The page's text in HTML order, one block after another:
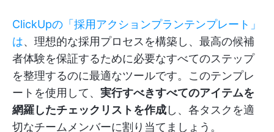
ClickUpの「採用アクションプランテンプレート」
は、理想的な採用プロセスを構築し、最高の候補
者体験を保証するために必要なすべてのステップ
を整理するのに最適なツールです。このテンプレ
ートを使用して、 実行すべきすべてのアイテムを
網羅したチェックリストを作成し、各タスクを適
切なチームメンバーに割り当てましょう。